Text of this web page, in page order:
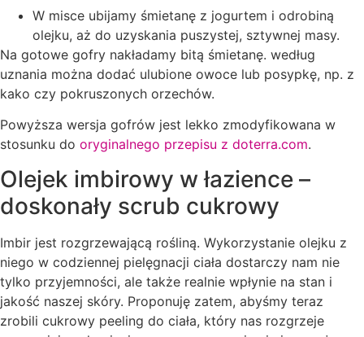
W misce ubijamy śmietanę z jogurtem i odrobiną
olejku, aż do uzyskania puszystej, sztywnej masy.
Na gotowe gofry nakładamy bitą śmietanę. według
uznania można dodać ulubione owoce lub posypkę, np. z
kako czy pokruszonych orzechów.
Powyższa wersja gofrów jest lekko zmodyfikowana w
stosunku do oryginalnego przepisu z doterra.com.
Olejek imbirowy w łazience –
doskonały scrub cukrowy
Imbir jest rozgrzewającą rośliną. Wykorzystanie olejku z
niego w codziennej pielęgnacji ciała dostarczy nam nie
tylko przyjemności, ale także realnie wpłynie na stan i
jakość naszej skóry. Proponuję zatem, abyśmy teraz
zrobili cukrowy peeling do ciała, który nas rozgrzeje